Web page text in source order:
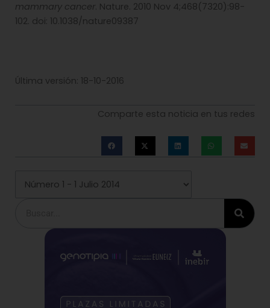
mammary cancer. Nature. 2010 Nov 4;468(7320):98-
102. doi: 10.1038/nature09387
Última versión: 18-10-2016
Comparte esta noticia en tus redes